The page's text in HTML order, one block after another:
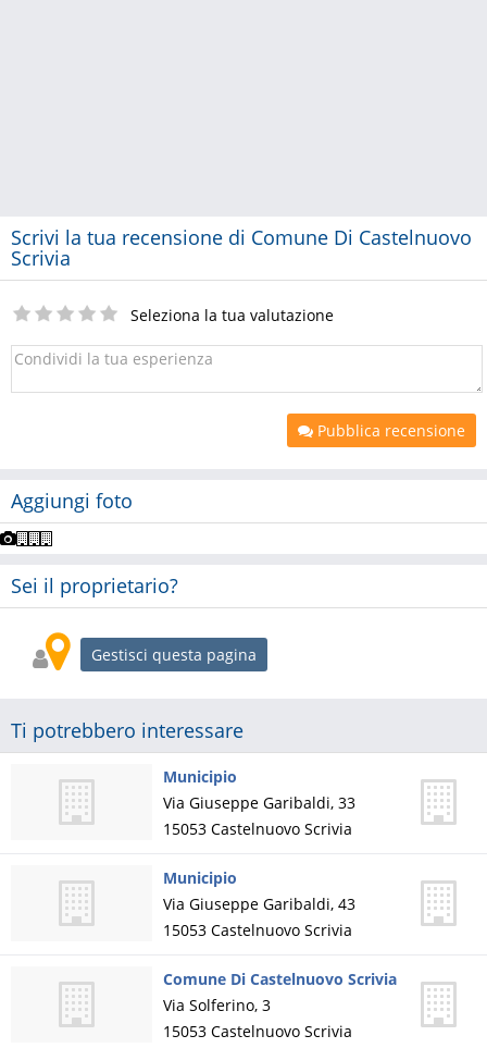
Scrivi la tua recensione di Comune Di Castelnuovo
Scrivia
Seleziona la tua valutazione
Pubblica recensione
Aggiungi foto
Sei il proprietario?
Gestisci questa pagina
Ti potrebbero interessare
Municipio
Via Giuseppe Garibaldi, 33
15053 Castelnuovo Scrivia
Municipio
Via Giuseppe Garibaldi, 43
15053 Castelnuovo Scrivia
Comune Di Castelnuovo Scrivia
Via Solferino, 3
15053 Castelnuovo Scrivia